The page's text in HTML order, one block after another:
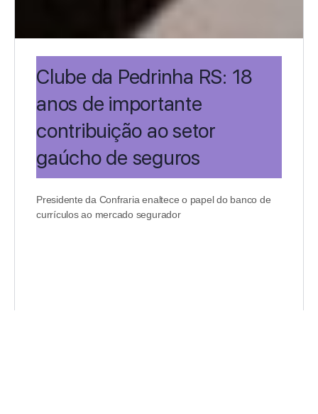
Clube da Pedrinha RS: 18
anos de importante
contribuição ao setor
gaúcho de seguros
Presidente da Confraria enaltece o papel do banco de
currículos ao mercado segurador